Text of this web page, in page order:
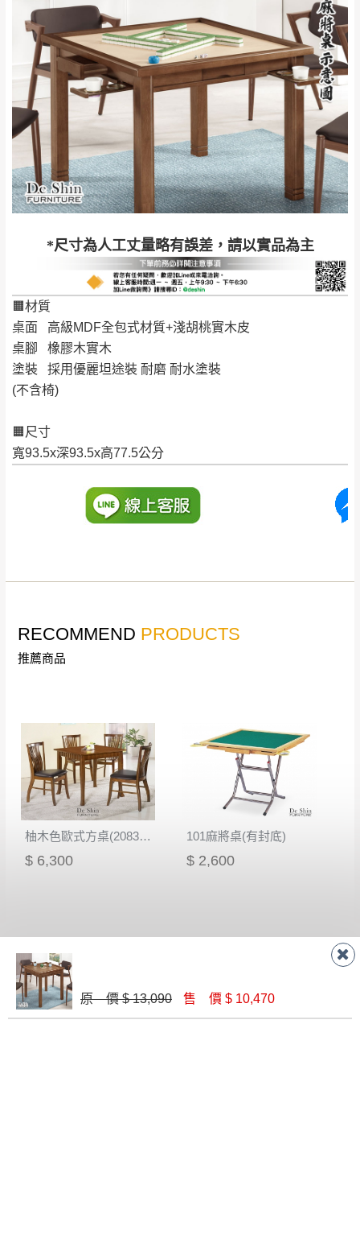
*尺寸為人工丈量略有誤差，請以實品為主
🟧材質
桌面 高級MDF全包式材質+淺胡桃實木皮
桌腳 橡膠木實木
塗裝 採用優麗坦途裝 耐磨 耐水塗裝
(不含椅)
🟧尺寸
寬93.5x深93.5x高77.5公分
＊A108產品另收運費
苗栗
$ 9,000以上：免
運費
$ 9,000以下：
卓蘭鎮、三灣、通
霄山區、西湖、泰
安鄉、大湖鄉、頭
屋、獅潭鄉
配送天數：5~14天
到貨時間：指定送貨日當天以電話聯絡確認
台北市、新北市地區固定每周(三)、(日)兩天收送貨
暫無配送地區 ：彰化、南投、雲林、嘉義、台南、高
雄、屏東、宜蘭、 花蓮、台東、金門、馬祖、澎湖地區
（可於LINE線上詢問 → @dershin
加收說明
山區內等，或收貨地點搬運過於困難等因素，導致無
法順利配送，本公司除了盡最大努力完成配送外，視
支付。
因大型傢俱有組裝、配送的問題，並非一般快速到貨
商品，無法指定特定時間送達，司機當天到貨前皆會
再與您通知，讓您不用整天在家等貨，以免浪費你的
寶貴時間。
如遇自然災害、政府宣布之災害警報等不可抗力情
事，而危及運送人員輸送之安全，本司得視狀況延後
無回收家具服務，若需回收家俱可聯絡當地請清潔隊
回收,免付費清運專線：0800-085-717
天在家等貨，以節省您的寶貴時間。
由於百貨公司配送較為不易，故暫無法配送
至百貨公司內部。
發票寄送：
若您選擇三聯式或索取兩聯式發票，發票將於商品
完成出貨15個工作天另行寄出，另外約加上2~7個
工作天內送達，如遇國定假日將順延寄送。
退換貨說明：
公司客服人員，我們將為您更換新品，運費
皆由本站負責，所有退回及換貨之商品必須
是全新狀態且完整包裝，床墊、床包、枕頭
包裝、廠商紙及所有附隨文件或資料之完整
性)，若未依照上述方式處理，恕無法接受退
貨。
退換貨， 需自付來回運費及人資成本
訂購前請確認商品尺寸，大型物件因為人工
丈量，難免會有些許誤差值(約正負0.5CM)
若發生非本司因素致使之汙損破壞，恕無法
本公司部份商品無維修服務，超過7日鑑賞
期，商品使用年限，因客人使用習慣、居家
環境不同。若屬人為因素導致商品損壞、零
件短缺，則維修、搬運費用，需由消費者自
行吸收(另事先與消費者報價，消費者同意將
會進行維修)。
到貨7日內為鑑賞期(注意:鑑賞期非試用期)，
▪️訂單成立
殺價，商品均已最低價格售出
，且在特定時日會給
予折扣，請密切注意。
RECOMMEND PRODUCTS
推薦商品
柚木色歐式方桌(2083-81)
$ 6,300
101麻將桌(有封底)
$ 2,600
原 價 $ 13,090 售 價 $ 10,470
聯絡客服